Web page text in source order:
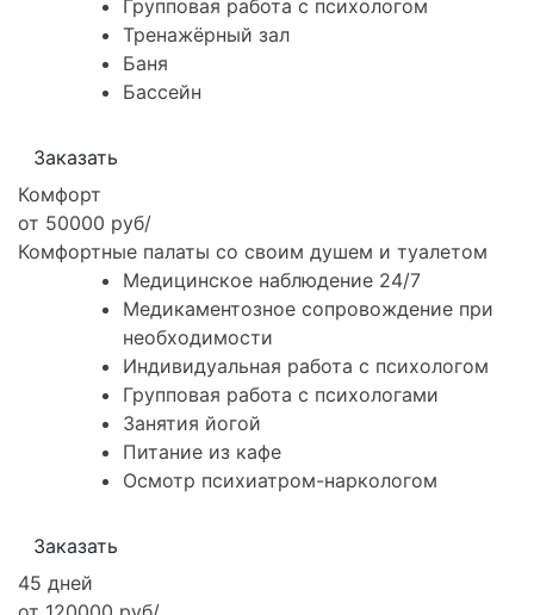
Групповая работа с психологом
Тренажёрный зал
Баня
Бассейн
Заказать
Комфорт
от 50000 руб/
Комфортные палаты со своим душем и туалетом
Медицинское наблюдение 24/7
Медикаментозное сопровождение при
необходимости
Индивидуальная работа с психологом
Групповая работа с психологами
Занятия йогой
Питание из кафе
Осмотр психиатром-наркологом
Заказать
45 дней